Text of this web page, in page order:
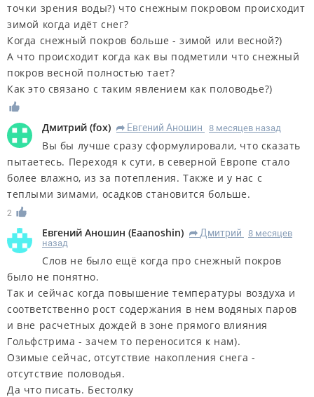
точки зрения воды?) что снежным покровом происходит
зимой когда идёт снег?
Когда снежный покров больше - зимой или весной?)
А что происходит когда как вы подметили что снежный
покров весной полностью тает?
Как это связано с таким явлением как половодье?)
Дмитрий (fox) R Евгений Аношин 8 месяцев назад
Вы бы лучше сразу сформулировали, что сказать
пытаетесь. Переходя к сути, в северной Европе стало
более влажно, из за потепления. Также и у нас с
теплыми зимами, осадков становится больше.
2
Евгений Аношин (Eaanoshin) R Дмитрий
8 месяцев
назад
Слов не было ещё когда про снежный покров
было не понятно.
Так и сейчас когда повышение температуры воздуха и
соответственно рост содержания в нем водяных паров
и вне расчетных дождей в зоне прямого влияния
Гольфстрима - зачем то переносится к нам).
Озимые сейчас, отсутствие накопления снега -
отсутствие половодья.
Да что писать. Бестолку